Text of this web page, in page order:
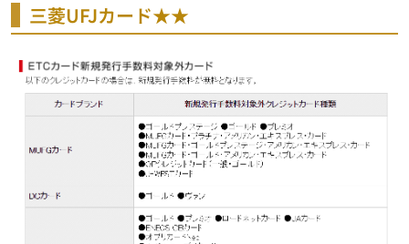
三菱UFJカード★★